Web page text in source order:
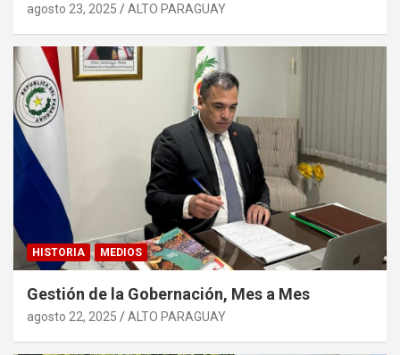
agosto 23, 2025 ALTO PARAGUAY
HISTORIA MEDIOS
Gestión de la Gobernación, Mes a Mes
agosto 22, 2025 ALTO PARAGUAY